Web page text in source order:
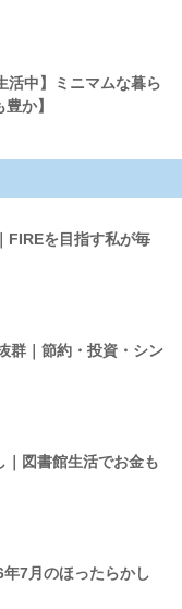
活中】ミニマムな暮ら
か】
FIREを目指す私が毎
群｜節約・投資・シン
図書館生活でお金も
年7月のほったらかし